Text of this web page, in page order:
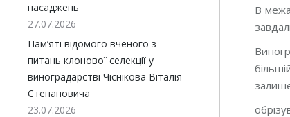
В
насаджень
27.07.2026
Пам’яті відомого вченого з
питань клонової селекції у
виноградарстві Чіснікова Віталія
Степановича
23.07.2026